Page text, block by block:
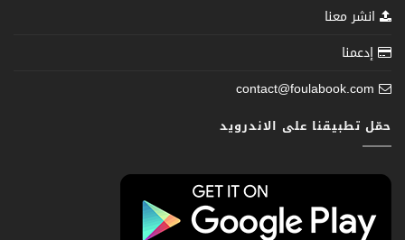
انشر معنا
إدعمنا
contact@foulabook.com
حمّل تطبيقنا على الاندرويد